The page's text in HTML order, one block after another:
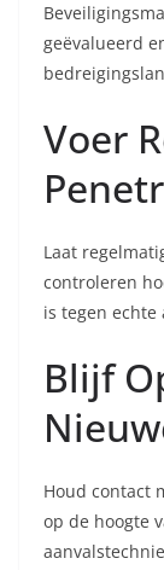
geëvalueerd
Voer
Laat
controleren
is tegen echte
Blijf
Houd contact
op de hoogte